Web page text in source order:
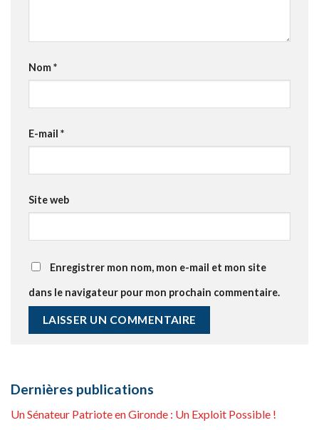
Nom*
E-mail *
Site web
Enregistrer mon nom, mon e-mail et mon site
dans le navigateur pour mon prochain commentaire.
Dernières publications
Un Sénateur Patriote en Gironde : Un Exploit Possible !